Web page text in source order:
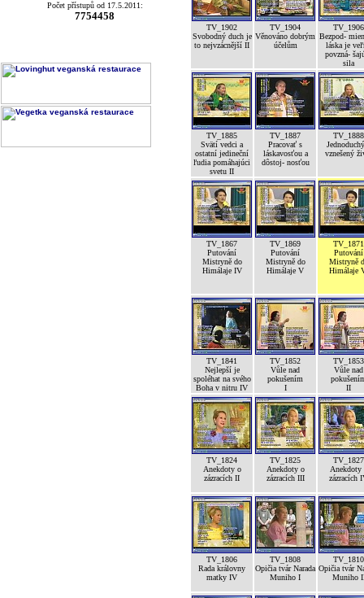
Počet přístupů od 17.5.2011:
7754458
TV_1902
Svobodný duch je
to nejvzácnější II
TV_1904
Věnováno dobrým
účelům
TV_1906
Bezpod-
láska je
povzná-
sila
TV_1885
Svätí vedci a
ostatní jedineční
ľudia pomáhajúci
svetu II
TV_1887
Pracovať s
láskavosťou a
dôstoj- nosťou
TV_1888
vznešený
TV_1867
Putování
Mistryně do
Himálaje IV
TV_1869
Putování
Mistryně do
Himálaje V
TV_1871
Putování
Mistryně
Himálaje
TV_1841
Nejlepší je
spoléhat na svého
Boha v nitru IV
TV_1852
Vůle nad
pokušením
I
TV_1853
Vůle nad
II
TV_1824
Anekdoty o
zázracích II
TV_1825
Anekdoty o
zázracích III
TV_1827
Anekdoty
zázracích
TV_1806
Rada královny
matky IV
TV_1808
Opičia tvár Narada
Muniho I
TV_1810
Opičia tvár
Muniho